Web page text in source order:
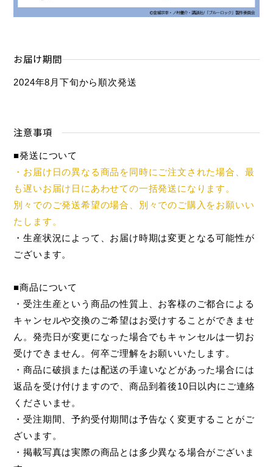
お届け期間
2024年8月下旬から順次発送
注意事項
■発送について
・お届け日の異なる商品を同時にご注文された場合、最
も遅いお届け日にあわせての一括発送になります。
別々でのご発送希望の場合、別々でのご購入をお願いい
たします。
・生産状況によって、お届け時期は変更となる可能性が
ございます。
■商品について
・受注生産という商品の性質上、お客様のご都合による
キャンセルや交換のご希望はお受けすることができませ
ん。発売日が変更になった場合でもキャンセルは一切お
受けできません。何卒ご理解をお願いいたします。
・商品に破損または配送の手違いなどがあった場合には
返品を受け付けますので、商品到着後10日以内にご連絡
くださいませ。
・受注期間、予約受付期間は予告なく変更することがご
ざいます。
・掲載写真は実際の商品とは多少異なる場合がございま